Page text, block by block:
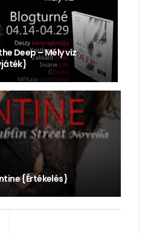
Deep – Mély víz
{Értékelés}